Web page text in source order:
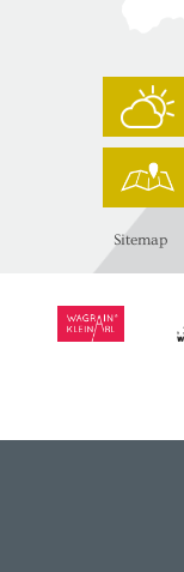
Sitemap